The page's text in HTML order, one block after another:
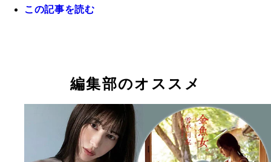
雪平莉左デジタル写真集『冬に泳ぐ。～prologue～
影／佐藤裕之）より
雪平莉左デジタル写真集『春に淫するひと。』（
熊谷貫）より
雪平莉左デジタル写真集『冬に泳ぐ。～prologue～
影／佐藤裕之）より
この記事を読む
編集部のオススメ